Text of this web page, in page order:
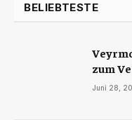
BELIEBTESTE
zum
Juni 28,